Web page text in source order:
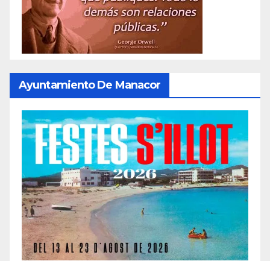
Ayuntamiento De Manacor